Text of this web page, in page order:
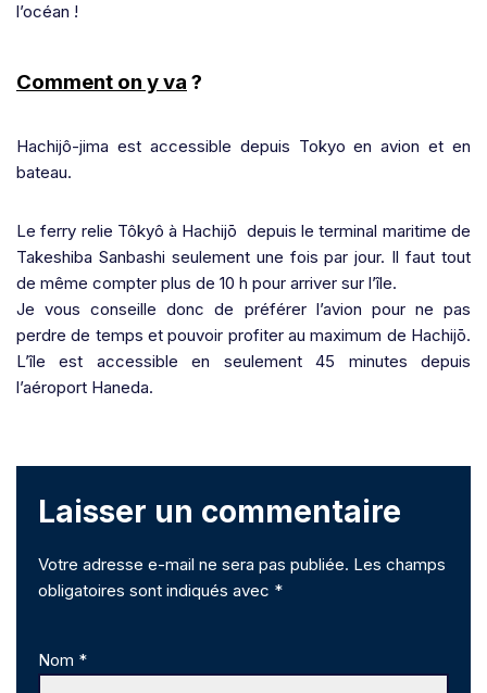
l’océan !
Comment on y va ?
Hachijô-jima est accessible depuis Tokyo en avion et en
bateau.
Le ferry relie Tôkyô à Hachijō depuis le terminal maritime de
Takeshiba Sanbashi seulement une fois par jour. Il faut tout
de même compter plus de 10 h pour arriver sur l’île.
Je vous conseille donc de préférer l’avion pour ne pas
perdre de temps et pouvoir profiter au maximum de Hachijō.
L’île est accessible en seulement 45 minutes depuis
l’aéroport Haneda.
Laisser un commentaire
Votre adresse e-mail ne sera pas publiée. Les champs
obligatoires sont indiqués avec *
Nom *